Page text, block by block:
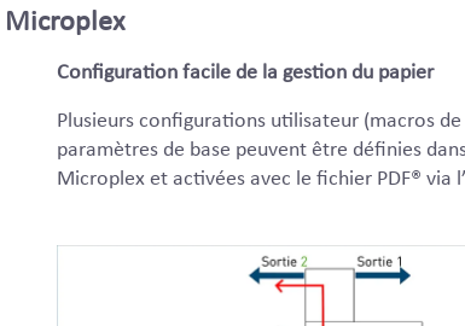
Microplex
Configuration facile de la gestion du papier
Plusieurs configurations utilisateur (macros
paramètres de base peuvent être définies
Microplex et activées avec le fichier PDF® via